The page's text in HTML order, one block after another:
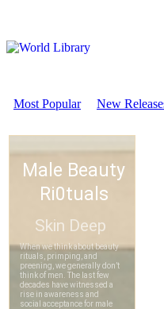
Most Popular New